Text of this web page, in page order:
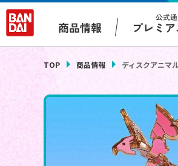
商品情報
公式
プレミ
TOP 商品情報 ディスクアニマ